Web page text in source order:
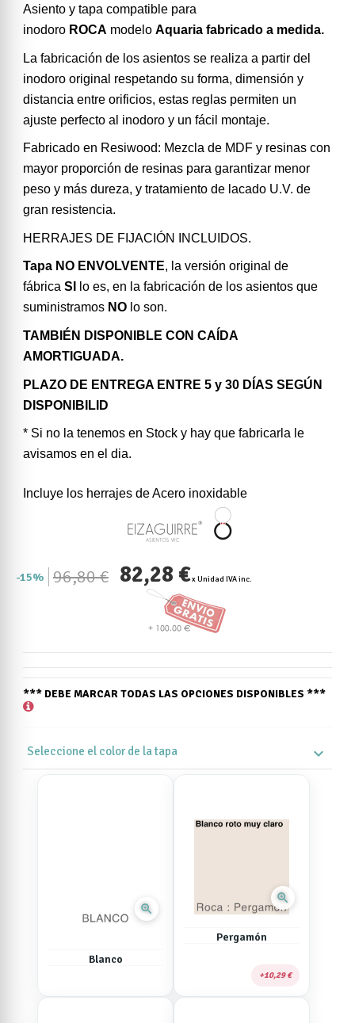
Asiento y tapa compatible para
inodoro ROCA modelo Aquaria fabricado a medida.
La fabricación de los asientos se realiza a partir del
inodoro original respetando su forma, dimensión y
distancia entre orificios, estas reglas permiten un
ajuste perfecto al inodoro y un fácil montaje.
Fabricado en Resiwood: Mezcla de MDF y resinas con
mayor proporción de resinas para garantizar menor
peso y más dureza, y tratamiento de lacado U.V. de
gran resistencia.
HERRAJES DE FIJACIÓN INCLUIDOS.
Tapa NO ENVOLVENTE, la versión original de
fábrica SI
lo es, en la fabricación de los asientos que
suministramos NO lo son.
TAMBIÉN DISPONIBLE CON CAÍDA
AMORTIGUADA.
PLAZO DE ENTREGA ENTRE 5 y 30 DÍAS SEGÚN
DISPONIBILID
* Si no la tenemos en Stock y hay que fabricarla le
avisamos en el dia.
Incluye los herrajes de Acero inoxidable
15% 96,80 € 82,28 €x Unidad IVA inc.
*** DEBE MARCAR TODAS LAS OPCIONES DISPONIBLES ***
Seleccione el color de la tapa expand_more
zoom_in
Blanco
zoom_in
Pergamón
10,29 €